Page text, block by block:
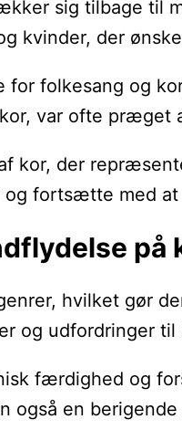
sig tilbage til
kvinder, der
folkesang og
var ofte
der
fortsætte med
på
hvilket gør
og udfordringer til
færdighed og
en